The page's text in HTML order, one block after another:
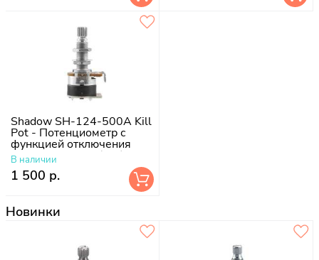
Shadow SH-124-500A Kill
Pot - Потенциометр с
функцией отключения
сигнала, A500K (лог)
В наличии
1 500 р.
Новинки